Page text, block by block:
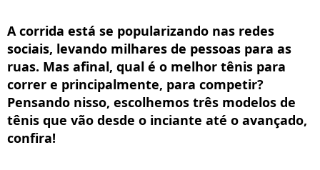
A corrida está se popularizando nas redes
sociais, levando milhares de pessoas para as
ruas. Mas afinal, qual é o melhor tênis para
correr e principalmente, para competir?
Pensando nisso, escolhemos três modelos de
tênis que vão desde o inciante até o avançado,
confira!